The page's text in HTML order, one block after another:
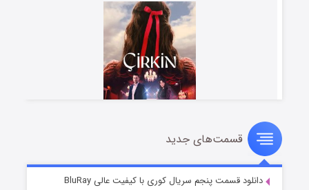
سریال زشت
قسمت۵ (زیرنویس) منتشر شد
قسمت‌های جدید
دانلود قسمت پنجم سریال کوری با کیفیت عالی BluRay